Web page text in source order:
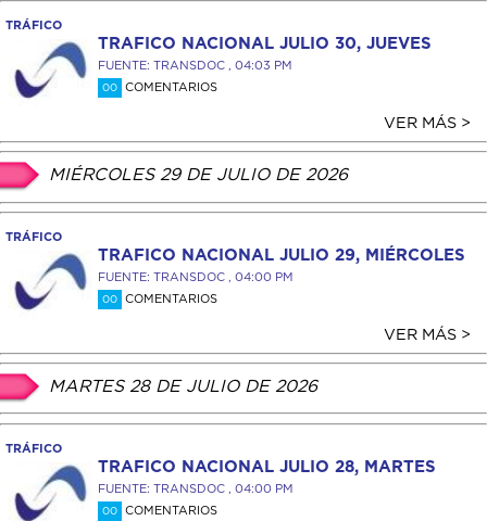
TRÁFICO
TRAFICO NACIONAL JULIO 30, JUEVES
FUENTE: TRANSDOC , 04:03 PM
00 COMENTARIOS
VER MÁS >
MIÉRCOLES 29 DE JULIO DE 2026
TRÁFICO
TRAFICO NACIONAL JULIO 29, MIÉRCOLES
FUENTE: TRANSDOC , 04:00 PM
00 COMENTARIOS
VER MÁS >
MARTES 28 DE JULIO DE 2026
TRÁFICO
TRAFICO NACIONAL JULIO 28, MARTES
FUENTE: TRANSDOC , 04:00 PM
00 COMENTARIOS